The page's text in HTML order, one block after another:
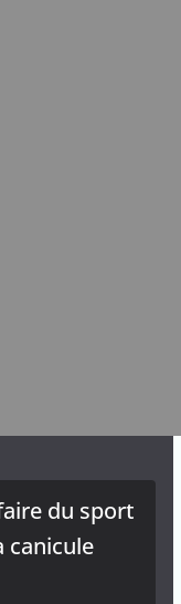
du sport
canicule